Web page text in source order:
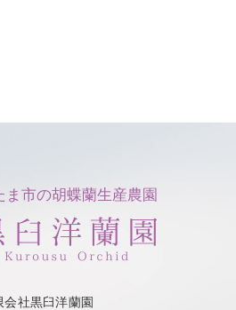
ま市の胡蝶蘭生産農園
会社黒臼洋蘭園